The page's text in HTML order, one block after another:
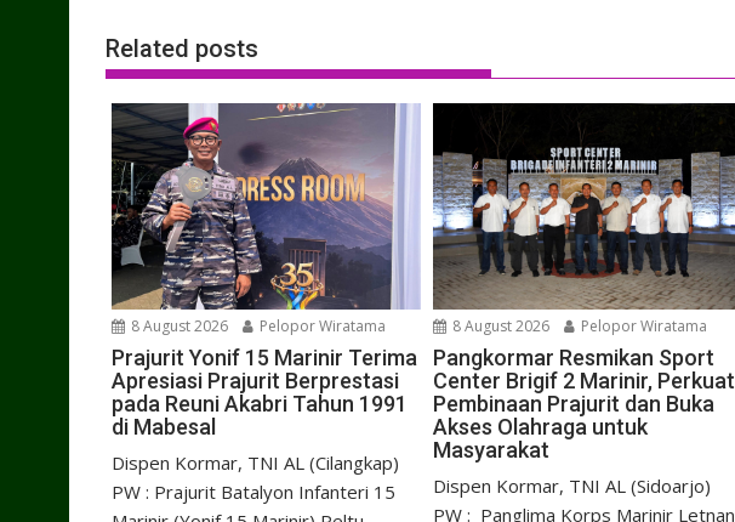
Related posts
8 August 2026 Pelopor Wiratama
Prajurit Yonif 15 Marinir Terima
Apresiasi Prajurit Berprestasi
pada Reuni Akabri Tahun 1991
di Mabesal
Dispen Kormar, TNI AL (Cilangkap)
PW : Prajurit Batalyon Infanteri 15
8 August 2026 Pelopor Wiratama
Pangkormar Resmikan Sport
Center Brigif 2 Marinir, Perkuat
Pembinaan Prajurit dan Buka
Akses Olahraga untuk
Masyarakat
Dispen Kormar, TNI AL (Sidoarjo)
PW : Panglima Korps Marinir Letnan